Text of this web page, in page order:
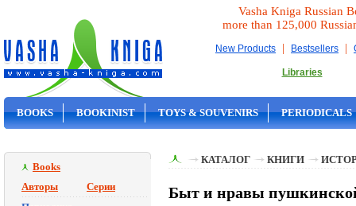
Vasha Kniga Russian
more than 125,000
New Products | Bestsellers |
Libraries
BOOKS BOOKINIST TOYS & SOUVENIRS PERIODICALS
Books
Авторы
Серии
КАТАЛОГ КНИГИ
Быт и нравы